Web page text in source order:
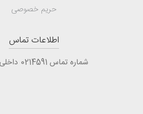
حریم خصوصی
اطلاعات تماس
شماره تماس 0214591 داخلی 1478